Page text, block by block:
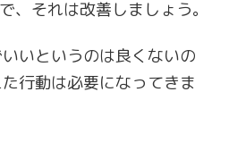
、それは改善しましょう。
いというのは良くないの
行動は必要になってきま